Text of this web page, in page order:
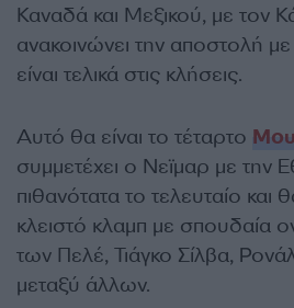
Καναδά και Μεξικού, με τον
ανακοινώνει την αποστολή
είναι τελικά στις κλήσεις.
Αυτό θα είναι το τέταρτο
συμμετέχει ο Νεϊμαρ με την
πιθανότατα το τελευταίο και
κλειστό κλαμπ με σπουδαία
των Πελέ, Τιάγκο Σίλβα,
μεταξύ άλλων.